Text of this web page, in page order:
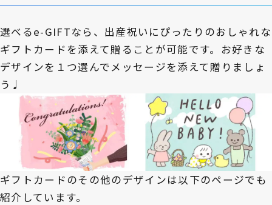
選べるe-GIFTなら、出産祝いにぴったりのおしゃれな
ギフトカードを添えて贈ることが可能です。お好きな
デザインを１つ選んでメッセージを添えて贈りましょ
う♩
ギフトカードのその他のデザインは以下のページでも
紹介しています。